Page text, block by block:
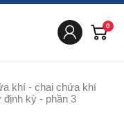
0
khí - chai chứa khí
định kỳ - phần 3